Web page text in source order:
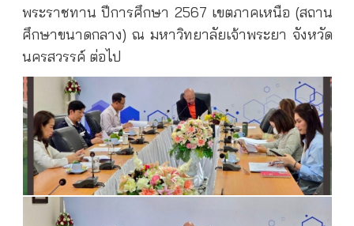
พระราชทาน ปีการศึกษา 2567 เขตภาคเหนือ (สถาน
ศึกษาขนาดกลาง) ณ มหาวิทยาลัยเจ้าพระยา จังหวัด
นครสวรรค์ ต่อไป